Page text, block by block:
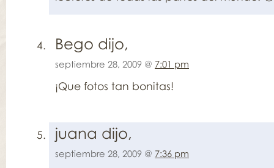
Bego dijo,
septiembre 28, 2009 @ 7:01 pm
¡Que fotos tan bonitas!
juana dijo,
septiembre 28, 2009 @ 7:36 pm